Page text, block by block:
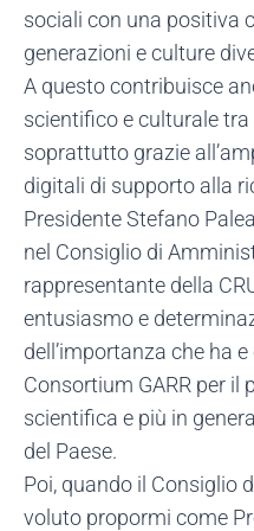
sociali con una positiva
generazioni e culture
A questo contribuisce
scientifico e culturale
soprattutto grazie
digitali di supporto alla
Presidente Stefano
nel Consiglio di
rappresentante della
entusiasmo e
dell’importanza che ha e
Consortium GARR per il
scientifica e più in
del Paese.
Poi, quando il Consiglio
voluto propormi come